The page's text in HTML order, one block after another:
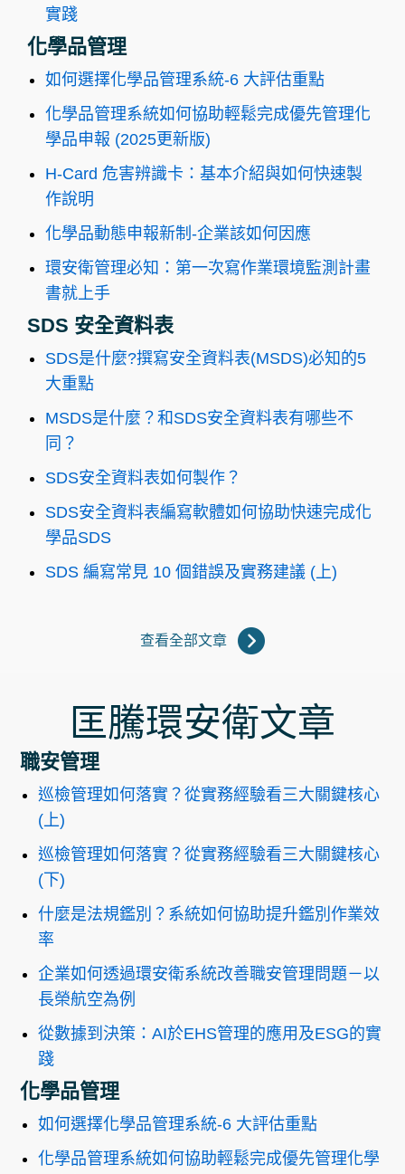
實踐
化學品管理
如何選擇化學品管理系統-6 大評估重點
化學品管理系統如何協助輕鬆完成優先管理化
學品申報 (2025更新版)
H-Card 危害辨識卡：基本介紹與如何快速製
作說明
化學品動態申報新制-企業該如何因應
環安衛管理必知：第一次寫作業環境監測計畫
書就上手
SDS 安全資料表
SDS是什麼?撰寫安全資料表(MSDS)必知的5
大重點
MSDS是什麼？和SDS安全資料表有哪些不
同？
SDS安全資料表如何製作？
SDS安全資料表編寫軟體如何協助快速完成化
學品SDS
SDS 編寫常見 10 個錯誤及實務建議 (上)
查看全部文章
匡騰環安衛文章
職安管理
巡檢管理如何落實？從實務經驗看三大關鍵核心
(上)
巡檢管理如何落實？從實務經驗看三大關鍵核心
(下)
什麼是法規鑑別？系統如何協助提升鑑別作業效
率
企業如何透過環安衛系統改善職安管理問題－以
長榮航空為例
從數據到決策：AI於EHS管理的應用及ESG的實
踐
化學品管理
如何選擇化學品管理系統-6 大評估重點
化學品管理系統如何協助輕鬆完成優先管理化學